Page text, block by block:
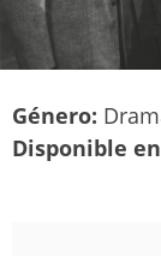
Género:
Disponible